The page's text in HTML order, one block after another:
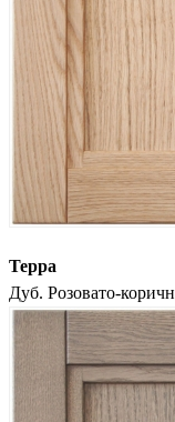
Терра
Дуб. Розовато-